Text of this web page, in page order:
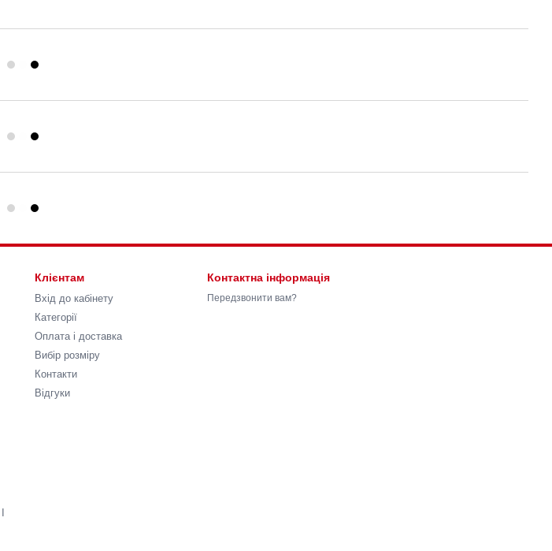
Клієнтам
Вхід до кабінету
Категорії
Оплата і доставка
Вибір розміру
Контакти
Відгуки
Контактна інформація
Передзвонити вам?